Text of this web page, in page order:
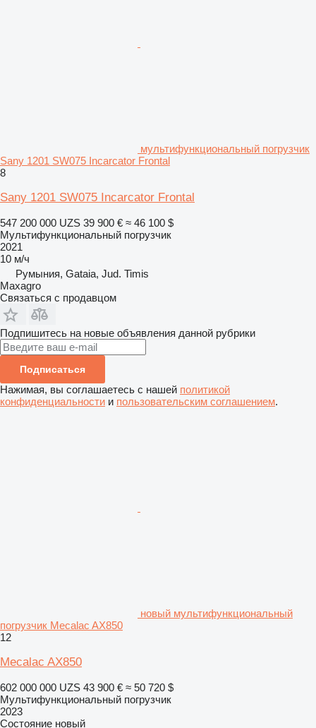
мультифункциональный погрузчик
Sany 1201 SW075 Incarcator Frontal
8
Sany 1201 SW075 Incarcator Frontal
547 200 000 UZS 39 900 € ≈ 46 100 $
Мультифункциональный погрузчик
2021
10 м/ч
Румыния, Gataia, Jud. Timis
Maxagro
Связаться с продавцом
Подпишитесь на новые объявления данной рубрики
Подписаться
Нажимая, вы соглашаетесь с нашей политикой
конфиденциальности и пользовательским соглашением.
новый мультифункциональный
погрузчик Mecalac AX850
12
Mecalac AX850
602 000 000 UZS 43 900 € ≈ 50 720 $
Мультифункциональный погрузчик
2023
Состояние новый